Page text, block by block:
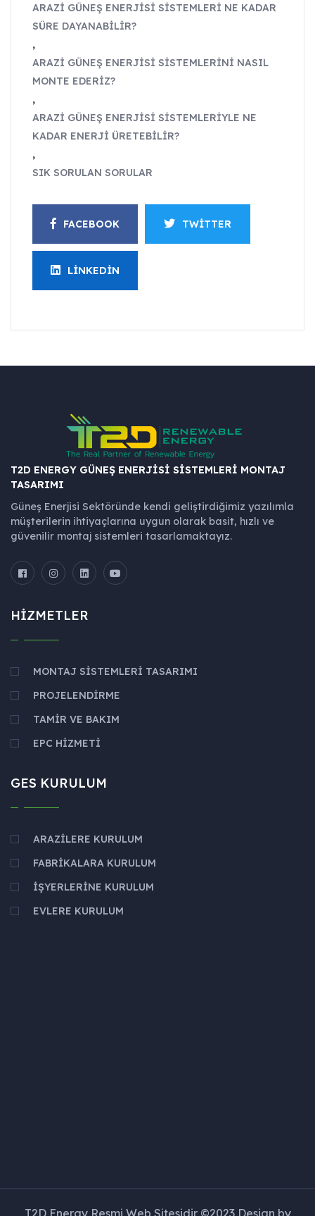
ARAZI GÜNEŞ ENERJISI SISTEMLERI NE KADAR
SÜRE DAYANABILIR?
,
ARAZI GÜNEŞ ENERJISI SISTEMLERINI NASIL
MONTE EDERIZ?
,
ARAZI GÜNEŞ ENERJISI SISTEMLERIYLE NE
KADAR ENERJI ÜRETEBILIR?
,
SIK SORULAN SORULAR
FACEBOOK TWITTER
LINKEDIN
T2D ENERGY GÜNEŞ ENERJISI SISTEMLERI MONTAJ
TASARIMI
Güneş Enerjisi Sektöründe kendi geliştirdiğimiz yazılımla
müşterilerin ihtiyaçlarına uygun olarak basit, hızlı ve
güvenilir montaj sistemleri tasarlamaktayız.
HIZMETLER
MONTAJ SISTEMLERI TASARIMI
PROJELENDIRME
TAMIR VE BAKIM
EPC HIZMETI
GES KURULUM
ARAZILERE KURULUM
FABRIKALARA KURULUM
İŞYERLERINE KURULUM
EVLERE KURULUM
T2D Energy Resmi Web Sitesidir ©2023 Design by